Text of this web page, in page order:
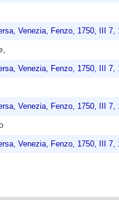
Venezia, Fenzo, 1750, III 7,
Venezia, Fenzo, 1750, III 7,
Venezia, Fenzo, 1750, III 7,
Venezia, Fenzo, 1750, III 7,